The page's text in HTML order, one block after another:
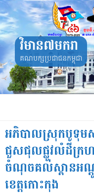
Skip
to
content
វិមាន៧មករា
គណបក្សប្រជាជនកម្ពុជា
អភិបាលស្រុកបូទុមស
ជួសជុលផ្លូវលំដីក្រហ
ចំណុចគល់ស្ពានអណ្
ខេត្តកោះកុង